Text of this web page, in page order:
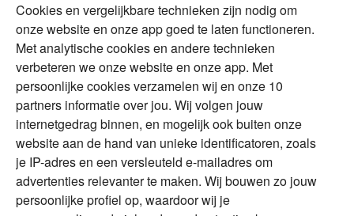
Duurzaam
Vermogensplanning
Tweede huis in
buitenland
DGA
Erfenis
Over Financial Focus
Specialisten
Financial Focus
magazine
The Exit Years
Contact
Alles voor en over vermogenden.
Cookies en vergelijkbare technieken zijn nodig om
onze website en onze app goed te laten functioneren.
Met analytische cookies en andere technieken
verbeteren we onze website en onze app. Met
persoonlijke cookies verzamelen wij en onze 10
partners informatie over jou. Wij volgen jouw
internetgedrag binnen, en mogelijk ook buiten onze
website aan de hand van unieke identificatoren, zoals
je IP-adres en een versleuteld e-mailadres om
advertenties relevanter te maken. Wij bouwen zo jouw
persoonlijke profiel op, waardoor wij je